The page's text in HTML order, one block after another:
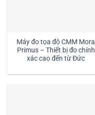
Máy đo tọa độ CMM Mora
Primus – Thiết bị đo chính
xác cao đến từ Đức